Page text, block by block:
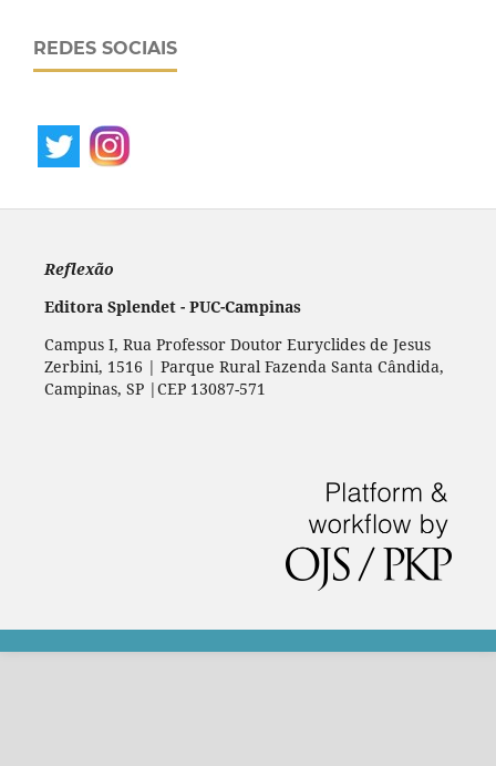
REDES SOCIAIS
Reflexão
Editora Splendet - PUC-Campinas
Campus I, Rua Professor Doutor Euryclides de Jesus
Zerbini, 1516 | Parque Rural Fazenda Santa Cândida,
Campinas, SP |CEP 13087-571